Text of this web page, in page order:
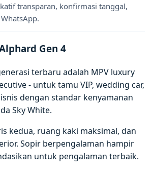
transparan, konfirmasi tanggal,
Gen 4
terbaru adalah MPV luxury
- untuk tamu VIP, wedding car,
dengan standar kenyamanan
Sky White.
kedua, ruang kaki maksimal, dan
Sopir berpengalaman hampir
untuk pengalaman terbaik.